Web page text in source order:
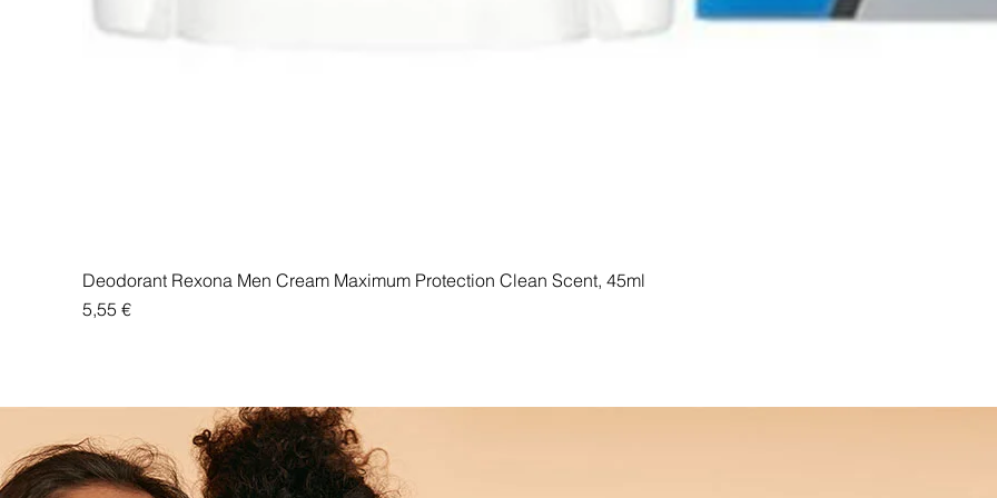
Deodorant Rexona Men Cream Maximum Protection Clean Scent, 45ml
Price
5,55 €